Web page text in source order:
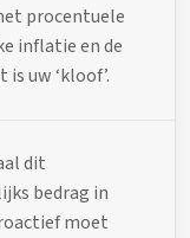
procentuele
inflatie en de
uw ‘kloof’.
dit
bedrag in
moet